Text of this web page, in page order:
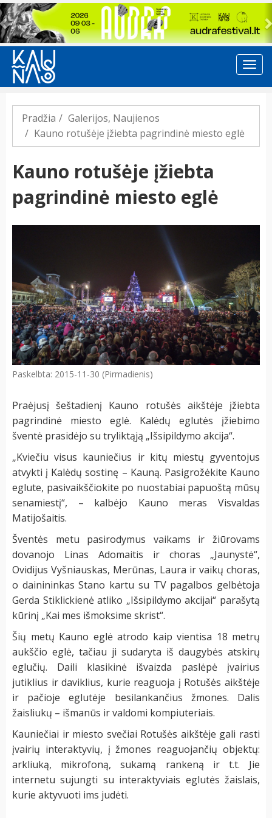
Previous
Pradžia Galerijos, Naujienos
Kauno rotušėje įžiebta pagrindinė miesto eglė
Kauno rotušėje įžiebta
pagrindinė miesto eglė
Paskelbta: 2015-11-30 (Pirmadienis)
Praėjusį šeštadienį Kauno rotušės aikštėje įžiebta
pagrindinė miesto eglė. Kalėdų eglutės įžiebimo
šventė prasidėjo su tryliktąją „Išsipildymo akcija“.
„Kviečiu visus kauniečius ir kitų miestų gyventojus
atvykti į Kalėdų sostinę – Kauną. Pasigrožėkite Kauno
eglute, pasivaikščiokite po nuostabiai papuoštą mūsų
senamiestį“, – kalbėjo Kauno meras Visvaldas
Matijošaitis.
Šventės metu pasirodymus vaikams ir žiūrovams
dovanojo Linas Adomaitis ir choras „Jaunystė“,
Ovidijus Vyšniauskas, Merūnas, Laura ir vaikų choras,
o dainininkas Stano kartu su TV pagalbos gelbėtoja
Gerda Stiklickienė atliko „Išsipildymo akcijai“ parašytą
kūrinį „Kai mes išmoksime skrist“.
Šių metų Kauno eglė atrodo kaip vientisa 18 metrų
aukščio eglė, tačiau ji sudaryta iš daugybės atskirų
eglučių. Daili klasikinė išvaizda paslėpė įvairius
jutiklius ir daviklius, kurie reaguoja į Rotušės aikštėje
ir pačioje eglutėje besilankančius žmones. Dalis
žaisliukų – išmanūs ir valdomi kompiuteriais.
Kauniečiai ir miesto svečiai Rotušės aikštėje gali rasti
įvairių interaktyvių, į žmones reaguojančių objektų:
arkliuką, mikrofoną, sukamą rankeną ir t.t. Jie
internetu sujungti su interaktyviais eglutės žaislais,
kurie aktyvuoti ims judėti.